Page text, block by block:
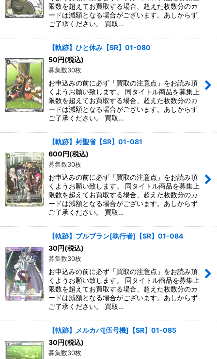
限数を超えてお買取する場合、超えた枚数分のカ
ードは減額となる場合がございます。あしからず
ご了承ください。 買取…
【軌跡】ひと休み【SR】01-080
50円(税込)
募集数30枚
お申込みの前に必ず「買取の注意点」をお読み頂
くようお願い致します。 同タイトル商品を募集上
限数を超えてお買取する場合、超えた枚数分のカ
ードは減額となる場合がございます。あしからず
ご了承ください。 買取…
【軌跡】封聖省【SR】01-081
600円(税込)
募集数30枚
お申込みの前に必ず「買取の注意点」をお読み頂
くようお願い致します。 同タイトル商品を募集上
限数を超えてお買取する場合、超えた枚数分のカ
ードは減額となる場合がございます。あしからず
ご了承ください。 買取…
【軌跡】ブルブラン[執行者]【SR】01-084
30円(税込)
募集数30枚
お申込みの前に必ず「買取の注意点」をお読み頂
くようお願い致します。 同タイトル商品を募集上
限数を超えてお買取する場合、超えた枚数分のカ
ードは減額となる場合がございます。あしからず
ご了承ください。 買取…
【軌跡】メルカバ[伍号機]【SR】01-085
30円(税込)
募集数30枚